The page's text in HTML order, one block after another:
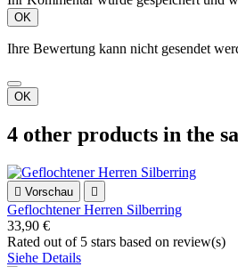
OK
Ihre Bewertung kann nicht gesendet
OK
4 other products in the
 Vorschau 
Geflochtener Herren Silberring
33,90 €
Rated out of 5 stars based on review(s)
Siehe Details